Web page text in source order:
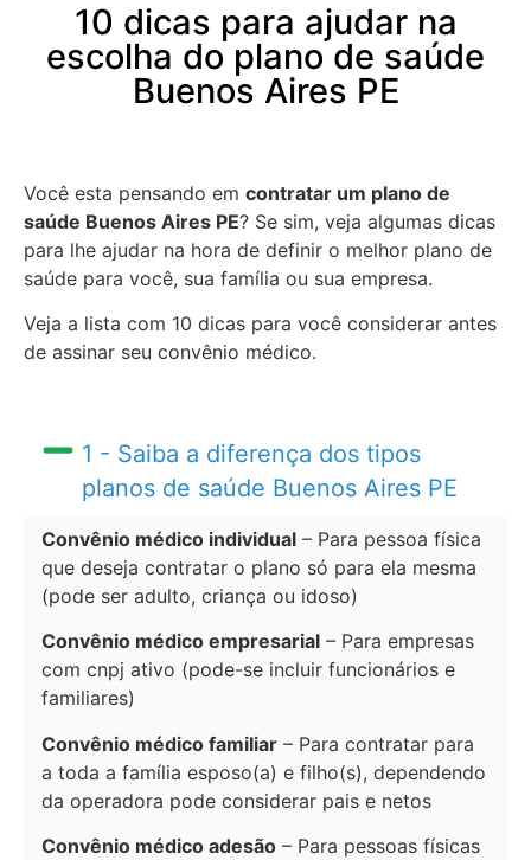
10 dicas para ajudar na
escolha do plano de saúde
Buenos Aires PE
Você esta pensando em contratar um plano de
saúde Buenos Aires PE? Se sim, veja algumas dicas
para lhe ajudar na hora de definir o melhor plano de
saúde para você, sua família ou sua empresa.
Veja a lista com 10 dicas para você considerar antes
de assinar seu convênio médico.
1 - Saiba a diferença dos tipos
planos de saúde Buenos Aires PE
Convênio médico individual – Para pessoa física
que deseja contratar o plano só para ela mesma
(pode ser adulto, criança ou idoso)
Convênio médico empresarial – Para empresas
com cnpj ativo (pode-se incluir funcionários e
familiares)
Convênio médico familiar – Para contratar para
a toda a família esposo(a) e filho(s), dependendo
da operadora pode considerar pais e netos
Convênio médico adesão – Para pessoas físicas